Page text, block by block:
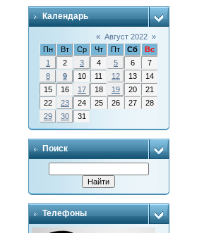
Календарь
« Август 2022 »
Пн
Вт Ср Чт Пт Сб
Вс
1
2 3 4 5 6
7
8
9 10 11 12 13
14
15
16 17 18 19 20
21
22
23 24 25 26 27
28
29
30 31
Поиск
Телефоны